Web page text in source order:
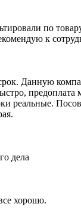
по
к
Данную
предоплата
реальные.
дела
хорошо.